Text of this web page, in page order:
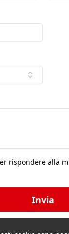
rispondere alla
Invia